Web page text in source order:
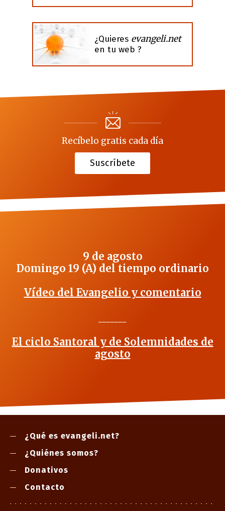
¿Quieres evangeli.net
en tu web ?
Recíbelo gratis cada día
Suscríbete
9 de agosto
Domingo 19 (A) del tiempo ordinario
Vídeo del Evangelio y comentario
El ciclo Santoral y de Solemnidades de
agosto
¿Qué es evangeli.net?
¿Quiénes somos?
Donativos
Contacto